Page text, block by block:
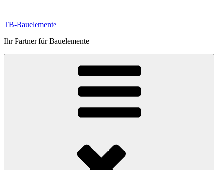
springen
TB-Bauelemente
Ihr Partner für Bauelemente